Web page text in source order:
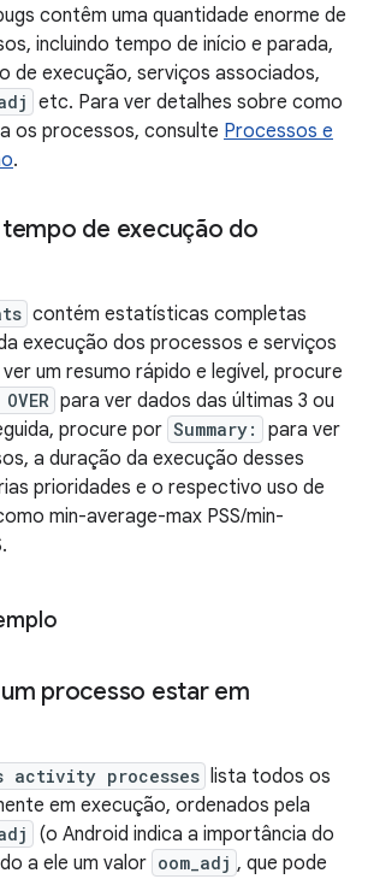
contêm uma quantidade enorme de
incluindo tempo de início e parada,
de execução, serviços associados,
etc. Para ver detalhes sobre como
os processos, consulte Processos e
.
de execução do
contém estatísticas completas
execução dos processos e serviços
um resumo rápido e legível, procure
para ver dados das últimas 3 ou
procure por Summary:
para ver
a duração da execução desses
prioridades e o respectivo uso de
min-average-max PSS/min-
processo estar em
activity processes lista todos os
em execução, ordenados pela
(o Android indica a importância do
a ele um valor oom_adj , que pode